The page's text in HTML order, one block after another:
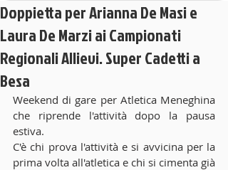
Doppietta per Arianna De Masi e
Laura De Marzi ai Campionati
Regionali Allievi. Super Cadetti a
Besa
Weekend di gare per Atletica Meneghina
che riprende l'attività dopo la pausa
estiva.
C'è chi prova l'attività e si avvicina per la
prima volta all'atletica e chi si cimenta già